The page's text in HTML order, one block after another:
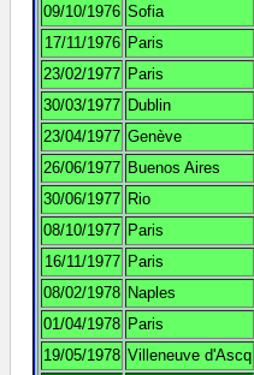
09/10/1976 Sofia
17/11/1976 Paris
23/02/1977 Paris
30/03/1977 Dublin
23/04/1977 Genève
26/06/1977 Buenos Aires
30/06/1977 Rio
08/10/1977 Paris
16/11/1977 Paris
08/02/1978 Naples
01/04/1978 Paris
19/05/1978 Villeneuve d'Ascq